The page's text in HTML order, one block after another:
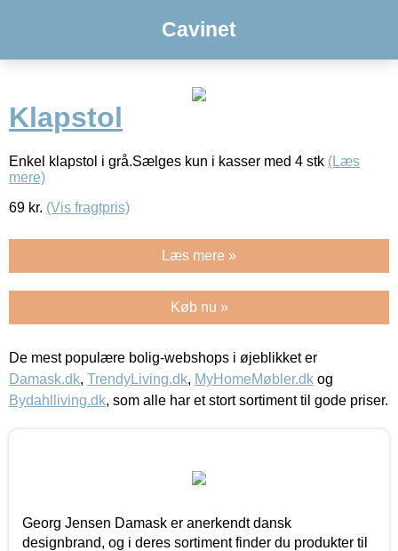
Cavinet
Klapstol
Enkel klapstol i grå.Sælges kun i kasser med 4 stk (Læs
mere)
69 kr. (Vis fragtpris)
Læs mere »
Køb nu »
De mest populære bolig-webshops i øjeblikket er
Damask.dk, TrendyLiving.dk, MyHomeMøbler.dk og
Bydahlliving.dk, som alle har et stort sortiment til gode priser.
Georg Jensen Damask er anerkendt dansk
designbrand, og i deres sortiment finder du produkter til